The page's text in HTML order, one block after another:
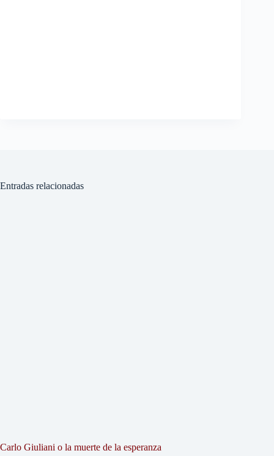
Entradas relacionadas
Carlo Giuliani o la muerte de la esperanza